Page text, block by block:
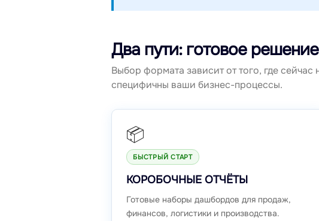
Два пути: готовое
Выбор формата зависит от того, где
специфичны ваши бизнес-процессы.
📦
БЫСТРЫЙ СТАРТ
КОРОБОЧНЫЕ ОТЧЁТЫ
Готовые наборы дашбордов для продаж,
финансов, логистики и производства.